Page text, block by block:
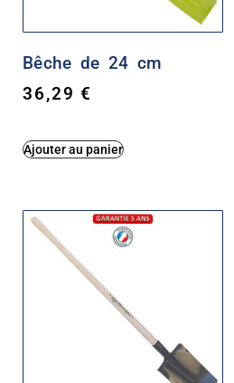
Bêche de 24 cm
36,29€
Ajouter au panier